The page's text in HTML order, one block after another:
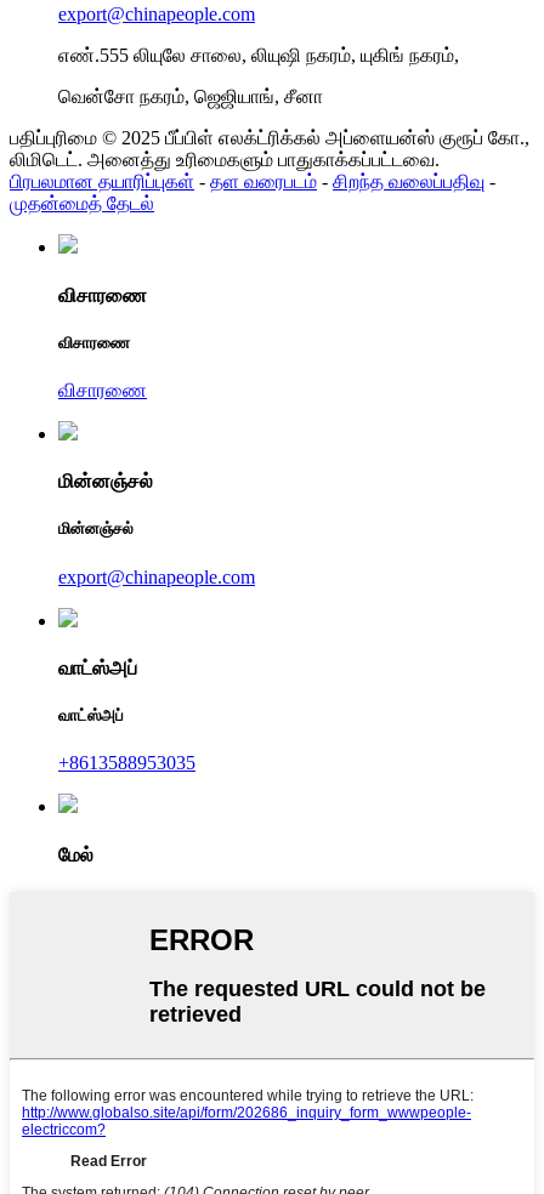
export@chinapeople.com
எண்.555 லியுலே சாலை, லியுஷி நகரம், யுகிங் நகரம்,
வென்சோ நகரம், ஜெஜியாங், சீனா
பதிப்புரிமை © 2025 பீப்பிள் எலக்ட்ரிக்கல் அப்ளையன்ஸ் குரூப் கோ.,
லிமிடெட். அனைத்து உரிமைகளும் பாதுகாக்கப்பட்டவை.
பிரபலமான தயாரிப்புகள் - தள வரைபடம் - சிறந்த வலைப்பதிவு -
முதன்மைத் தேடல்
விசாரணை
விசாரணை
விசாரணை
மின்னஞ்சல்
மின்னஞ்சல்
export@chinapeople.com
வாட்ஸ்அப்
வாட்ஸ்அப்
+8613588953035
மேல்